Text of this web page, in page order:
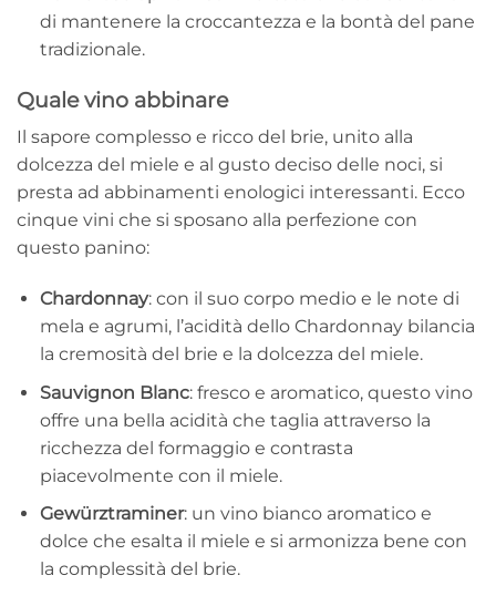
di mantenere la croccantezza e la bontà del pane
tradizionale.
Quale vino abbinare
Il sapore complesso e ricco del brie, unito alla
dolcezza del miele e al gusto deciso delle noci, si
presta ad abbinamenti enologici interessanti. Ecco
cinque vini che si sposano alla perfezione con
questo panino:
Chardonnay: con il suo corpo medio e le note di
mela e agrumi, l’acidità dello Chardonnay bilancia
la cremosità del brie e la dolcezza del miele.
Sauvignon Blanc: fresco e aromatico, questo vino
offre una bella acidità che taglia attraverso la
ricchezza del formaggio e contrasta
piacevolmente con il miele.
Gewürztraminer: un vino bianco aromatico e
dolce che esalta il miele e si armonizza bene con
la complessità del brie.